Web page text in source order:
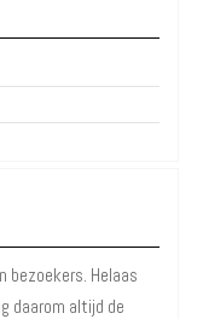
bezoekers. Helaas
daarom altijd de